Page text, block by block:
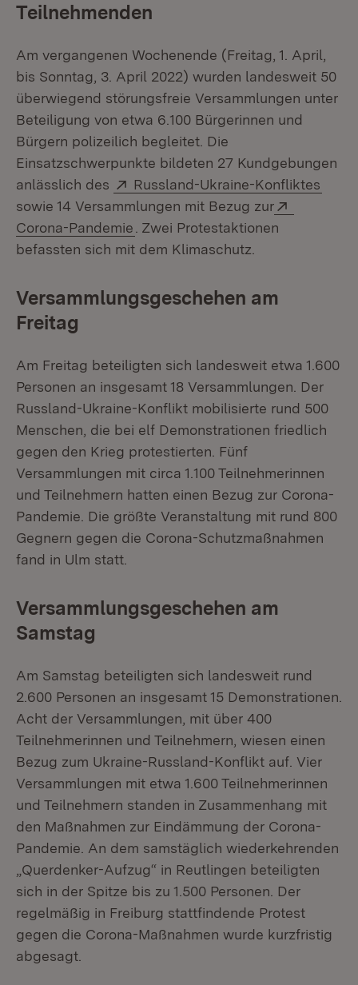
Teilnehmenden
Am vergangenen Wochenende (Freitag, 1. April,
bis Sonntag, 3. April 2022) wurden landesweit 50
überwiegend störungsfreie Versammlungen unter
Beteiligung von etwa 6.100 Bürgerinnen und
Bürgern polizeilich begleitet. Die
Einsatzschwerpunkte bildeten 27 Kundgebungen
anlässlich des
Extern:
Russland-Ukraine-Konfliktes
sowie 14 Versammlungen mit Bezug zur
Corona-Pandemie (Öffnet in neuem Fenster)
. Zwei Protestaktionen
befassten sich mit dem Klimaschutz.
Versammlungsgeschehen am
Freitag
Am Freitag beteiligten sich landesweit etwa 1.600
Personen an insgesamt 18 Versammlungen. Der
Russland-Ukraine-Konflikt mobilisierte rund 500
Menschen, die bei elf Demonstrationen friedlich
gegen den Krieg protestierten. Fünf
Versammlungen mit circa 1.100 Teilnehmerinnen
und Teilnehmern hatten einen Bezug zur Corona-
Pandemie. Die größte Veranstaltung mit rund 800
Gegnern gegen die Corona-Schutzmaßnahmen
fand in Ulm statt.
Versammlungsgeschehen am
Samstag
Am Samstag beteiligten sich landesweit rund
2.600 Personen an insgesamt 15 Demonstrationen.
Acht der Versammlungen, mit über 400
Teilnehmerinnen und Teilnehmern, wiesen einen
Bezug zum Ukraine-Russland-Konflikt auf. Vier
Versammlungen mit etwa 1.600 Teilnehmerinnen
und Teilnehmern standen in Zusammenhang mit
den Maßnahmen zur Eindämmung der Corona-
Pandemie. An dem samstäglich wiederkehrenden
„Querdenker-Aufzug“ in Reutlingen beteiligten
sich in der Spitze bis zu 1.500 Personen. Der
regelmäßig in Freiburg stattfindende Protest
gegen die Corona-Maßnahmen wurde kurzfristig
abgesagt.